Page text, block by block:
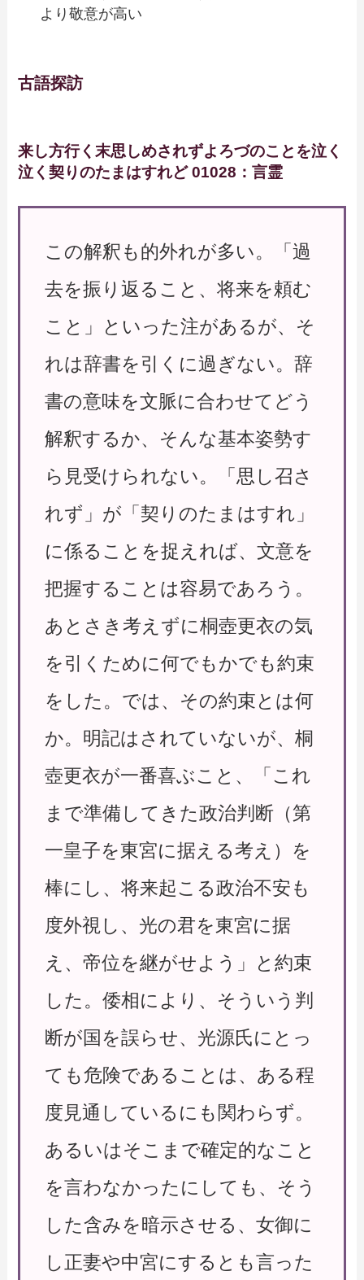
より敬意が高い
古語探訪
来し方行く末思しめされずよろづのことを泣く
泣く契りのたまはすれど 01028：言霊
この解釈も的外れが多い。「過
去を振り返ること、将来を頼む
こと」といった注があるが、そ
れは辞書を引くに過ぎない。辞
書の意味を文脈に合わせてどう
解釈するか、そんな基本姿勢す
ら見受けられない。「思し召さ
れず」が「契りのたまはすれ」
に係ることを捉えれば、文意を
把握することは容易であろう。
あとさき考えずに桐壺更衣の気
を引くために何でもかでも約束
をした。では、その約束とは何
か。明記はされていないが、桐
壺更衣が一番喜ぶこと、「これ
まで準備してきた政治判断（第
一皇子を東宮に据える考え）を
棒にし、将来起こる政治不安も
度外視し、光の君を東宮に据
え、帝位を継がせよう」と約束
した。倭相により、そういう判
断が国を誤らせ、光源氏にとっ
ても危険であることは、ある程
度見通しているにも関わらず。
あるいはそこまで確定的なこと
を言わなかったにしても、そう
した含みを暗示させる、女御に
し正妻や中宮にするとも言った